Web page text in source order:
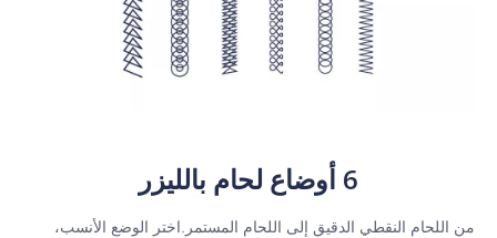
6 أوضاع لحام بالليزر
من اللحام النقطي الدقيق إلى اللحام المستمر.اختر الوضع الأنسب،